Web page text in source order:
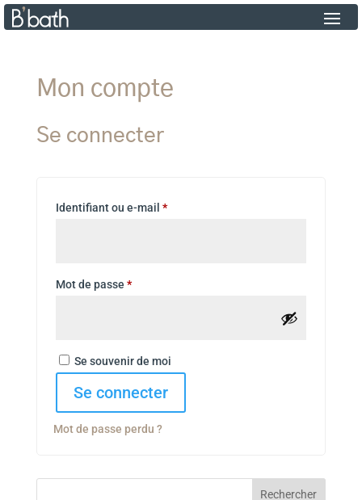
Mon compte
Se connecter
Identifiant ou e-mail *
Mot de passe *
Se souvenir de moi
Se connecter
Mot de passe perdu ?
Rechercher